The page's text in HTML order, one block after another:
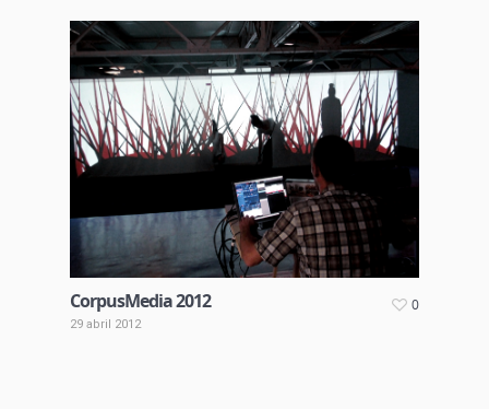
CorpusMedia 2012
29 abril 2012
0